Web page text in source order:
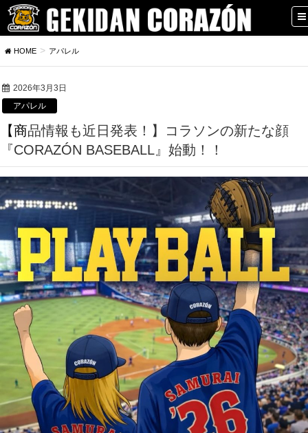
HOME アパレル
2026年3月3日
アパレル
【商品情報も近日発表！】コラソンの新たな顔
『CORAZÓN BASEBALL』始動！！